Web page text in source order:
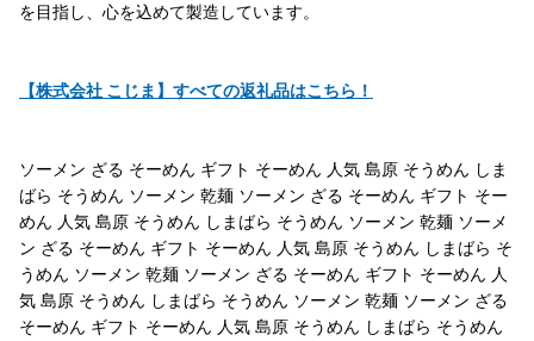
を目指し、心を込めて製造しています。
【株式会社 こじま】すべての返礼品はこちら！
ソーメン ざる そーめん ギフト そーめん 人気 島原 そうめん しま
ばら そうめん ソーメン 乾麺 ソーメン ざる そーめん ギフト そー
めん 人気 島原 そうめん しまばら そうめん ソーメン 乾麺 ソーメ
ン ざる そーめん ギフト そーめん 人気 島原 そうめん しまばら そ
うめん ソーメン 乾麺 ソーメン ざる そーめん ギフト そーめん 人
気 島原 そうめん しまばら そうめん ソーメン 乾麺 ソーメン ざる
そーめん ギフト そーめん 人気 島原 そうめん しまばら そうめん